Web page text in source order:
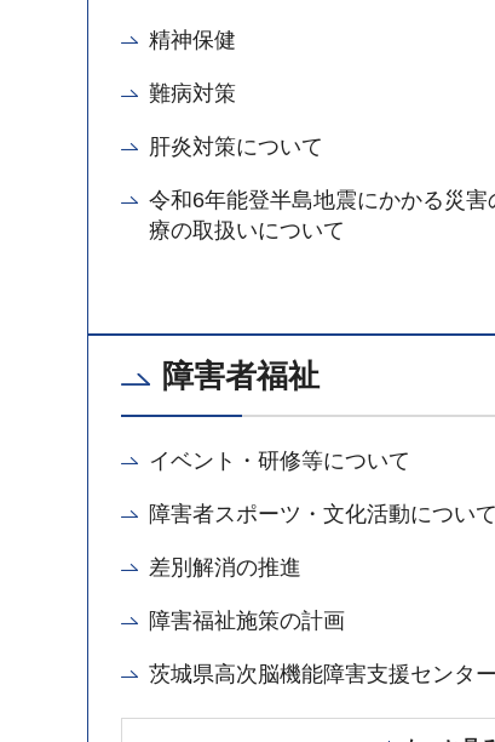
精神保健
難病対策
肝炎対策について
令和6年能登半島地震にかかる災
療の取扱いについて
障害者福祉
イベント・研修等について
障害者スポーツ・文化活動について
差別解消の推進
障害福祉施策の計画
茨城県高次脳機能障害支援センター